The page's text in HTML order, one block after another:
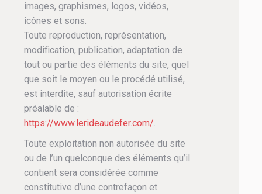
images, graphismes, logos, vidéos,
icônes et sons.
Toute reproduction, représentation,
modification, publication, adaptation de
tout ou partie des éléments du site, quel
que soit le moyen ou le procédé utilisé,
est interdite, sauf autorisation écrite
préalable de :
https://www.lerideaudefer.com/.
Toute exploitation non autorisée du site
ou de l’un quelconque des éléments qu’il
contient sera considérée comme
constitutive d’une contrefaçon et